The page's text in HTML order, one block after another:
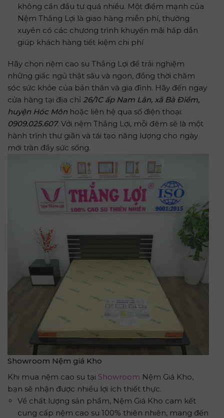
không cần đầu tư quá nhiều. Một điểm mạnh của
Nệm Thắng Lợi là giao hàng miễn phí, thường
xuyên có các chương trình khuyến mãi hấp dẫn
giúp khách hàng tiết kiệm chi phí
Hãy chọn nệm cao su Thắng Lợi để trải nghiệm
những giấc ngủ thật sâu và ngon, đồng thời chăm
sóc sức khỏe của bản thân và gia đình. Hãy đến ngay
cửa hàng tại địa chỉ 26/1C ấp Nam Lân, xã Bà Điểm,
huyện Hóc Môn hoặc liên hệ qua số điện thoại:
0909.025.607. Với nệm Thắng Lợi, mỗi đêm sẽ là một
hành trình thư giãn và tái tạo năng lượng cho ngày
mới tràn đầy sức sống.
Showroom Nệm giá Kho
Khi mua nệm cao su tại Showroom Nệm Giá Kho,
bạn sẽ nhận được nhiều lợi ích thiết thực.
Về chất lượng sản phẩm, Nệm Giá Kho cam kết
cung cấp nệm cao su 100% thiên nhiên, mang đến